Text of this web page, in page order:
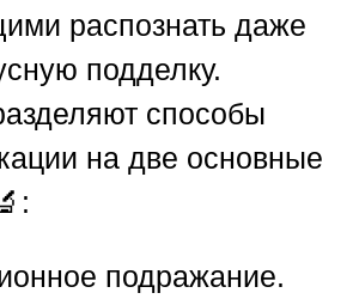
распознать даже
подделку.
способы
на две основные
подражание.